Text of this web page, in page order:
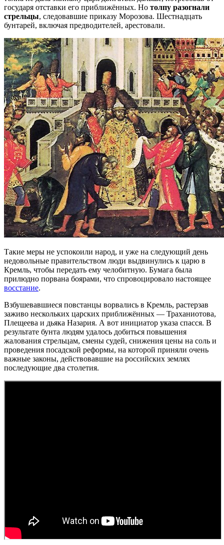
государя отставки его приближённых. Но толпу разогнали
стрельцы, следовавшие приказу Морозова. Шестнадцать
бунтарей, включая предводителей, арестовали.
Такие меры не успокоили народ, и уже на следующий день
недовольные правительством люди выдвинулись к царю в
Кремль, чтобы передать ему челобитную. Бумага была
прилюдно порвана боярами, что спровоцировало настоящее
восстание.
Взбушевавшиеся повстанцы ворвались в Кремль, растерзав
заживо нескольких царских приближённых — Траханиотова,
Плещеева и дьяка Назария. А вот инициатор указа спасся. В
результате бунта людям удалось добиться повышения
жалования стрельцам, смены судей, снижения цены на соль и
проведения посадской реформы, на которой приняли очень
важные законы, действовавшие на российских землях
последующие два столетия.